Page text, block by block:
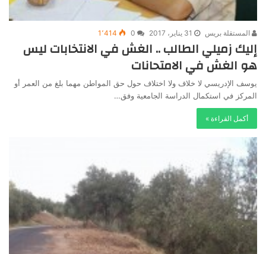
المستقلة بريس 31 يناير، 2017 0 1٬414
إليك زميلي الطالب .. الغش في الانتخابات ليس
هو الغش في الامتحانات
يوسف الإدريسي لا خلاف ولا اختلاف حول حق المواطن مهما بلغ من العمر أو
المركز في استكمال الدراسة الجامعية وفق…
أكمل القراءة »